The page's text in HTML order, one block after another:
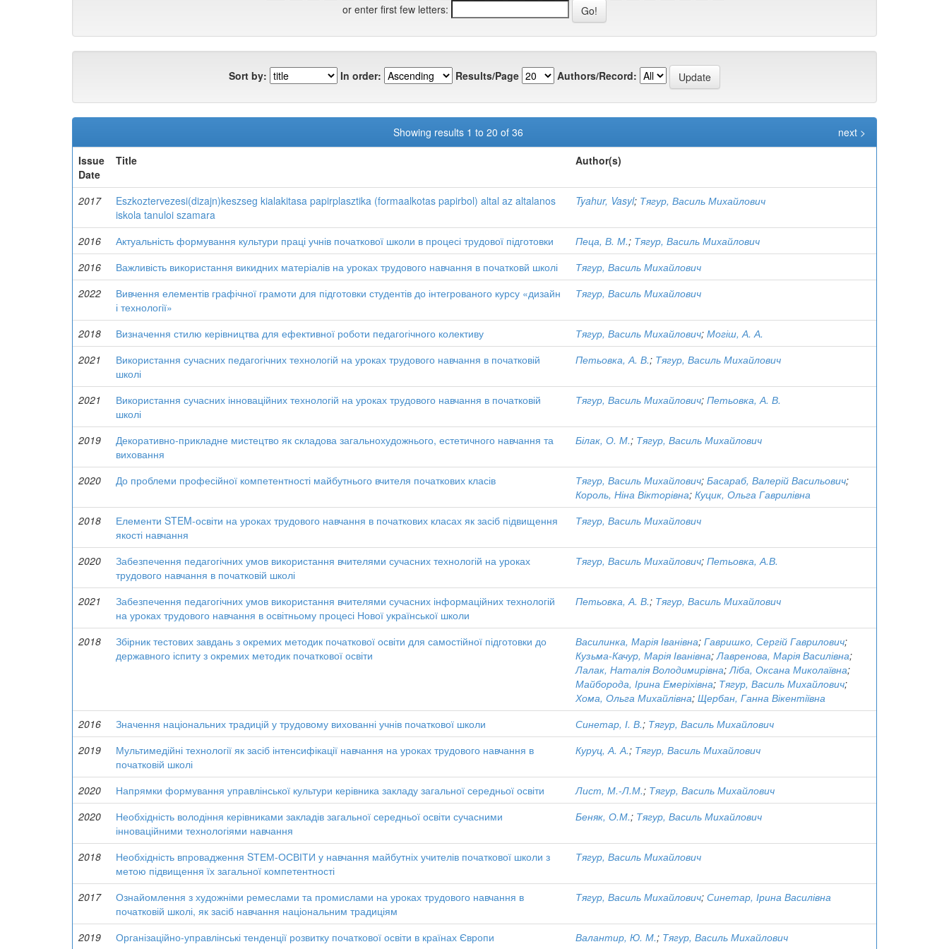
or enter first few letters:
Sort by: In order: Results/Page Authors/Record:
Showing results 1 to 20 of 36
next >
Issue
Date
Title Author(s)
2017
Eszkoztervezesi(dizajn)keszseg kialakitasa papirplasztika (formaalkotas papirbol) altal az altalanos
iskola tanuloi szamara
Tyahur, Vasyl; Тягур, Василь Михайлович
2016 Актуальність формування культури праці учнів початкової школи в процесі трудової підготовки Пеца, В. М.; Тягур, Василь Михайлович
2016
Важливість використання викидних матеріалів на уроках трудового навчання в початковй школі
Тягур, Василь Михайлович
2022
Вивчення елементів графічної грамоти для підготовки студентів до інтегрованого курсу «дизайн
і технології»
Тягур, Василь Михайлович
2018 Визначення стилю керівництва для ефективної роботи педагогічного колективу Тягур, Василь Михайлович; Могіш, А. А.
2021
Використання сучасних педагогічних технологій на уроках трудового навчання в початковій
школі
Петьовка, А. В.; Тягур, Василь Михайлович
2021
Використання сучасних інноваційних технологій на уроках трудового навчання в початковій
школі
Тягур, Василь Михайлович; Петьовка, А. В.
2019
Декоративно-прикладне мистецтво як складова загальнохудожнього, естетичного навчання та
виховання
Білак, О. М.; Тягур, Василь Михайлович
2020 До проблеми професійної компетентності майбутнього вчителя початкових класів Тягур, Василь Михайлович; Басараб, Валерій Васильович;
Король, Ніна Вікторівна; Куцик, Ольга Гаврилівна
2018
Елементи STEM-освіти на уроках трудового навчання в початкових класах як засіб підвищення
якості навчання
Тягур, Василь Михайлович
2020
Забезпечення педагогічних умов використання вчителями сучасних технологій на уроках
трудового навчання в початковій школі
Тягур, Василь Михайлович; Петьовка, А.В.
2021
Забезпечення педагогічних умов використання вчителями сучасних інформаційних технологій
на уроках трудового навчання в освітньому процесі Нової української школи
Петьовка, А. В.; Тягур, Василь Михайлович
2018
Збірник тестових завдань з окремих методик початкової освіти для самостійної підготовки до
державного іспиту з окремих методик початкової освіти
Василинка, Марія Іванівна; Гавришко, Сергій Гаврилович;
Кузьма-Качур, Марія Іванівна;Лавренова, Марія Василівна;
Лалак, Наталія Володимирівна;Ліба, Оксана Миколаївна;
Майборода, Ірина Емеріхівна; Тягур, Василь Михайлович;
Хома, Ольга Михайлівна; Щербан, Ганна Вікентіївна
2016
Значення національних традицій у трудовому вихованні учнів початкової школи Синетар, І. В.; Тягур, Василь Михайлович
2019
Мультимедійні технології як засіб інтенсифікації навчання на уроках трудового навчання в
початковій школі
Куруц, А. А.; Тягур, Василь Михайлович
2020 Напрямки формування управлінської культури керівника закладу загальної середньої освіти Лист, М.-Л.М.; Тягур, Василь Михайлович
2020
Необхідність володіння керівниками закладів загальної середньої освіти сучасними
інноваційними технологіями навчання
Беняк, О.М.; Тягур, Василь Михайлович
2018
Необхідність впровадження SТЕМ-ОСВІТИ у навчання майбутніх учителів початкової школи з
метою підвищення їх загальної компетентності
Тягур, Василь Михайлович
2017
Ознайомлення з художніми ремеслами та промислами на уроках трудового навчання в
початковій школі, як засіб навчання національним традиціям
Тягур, Василь Михайлович; Синетар, Ірина Василівна
2019 Організаційно-управлінські тенденції розвитку початкової освіти в країнах Європи Валантир, Ю. М.; Тягур, Василь Михайлович